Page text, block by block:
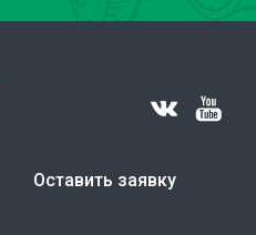
Оставить заявку